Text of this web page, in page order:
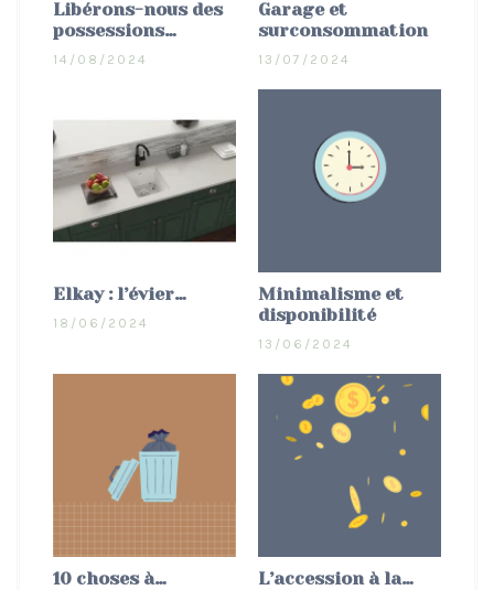
Libérons-nous des
possessions…
14/08/2024
Garage et
surconsommation
13/07/2024
Elkay : l’évier…
18/06/2024
Minimalisme et
disponibilité
13/06/2024
10 choses à… L’accession à la…